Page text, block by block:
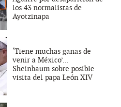
los 43 normalistas de
Ayotzinapa
‘Tiene muchas ganas de
venir a México’...
Sheinbaum sobre posible
visita del papa León XIV